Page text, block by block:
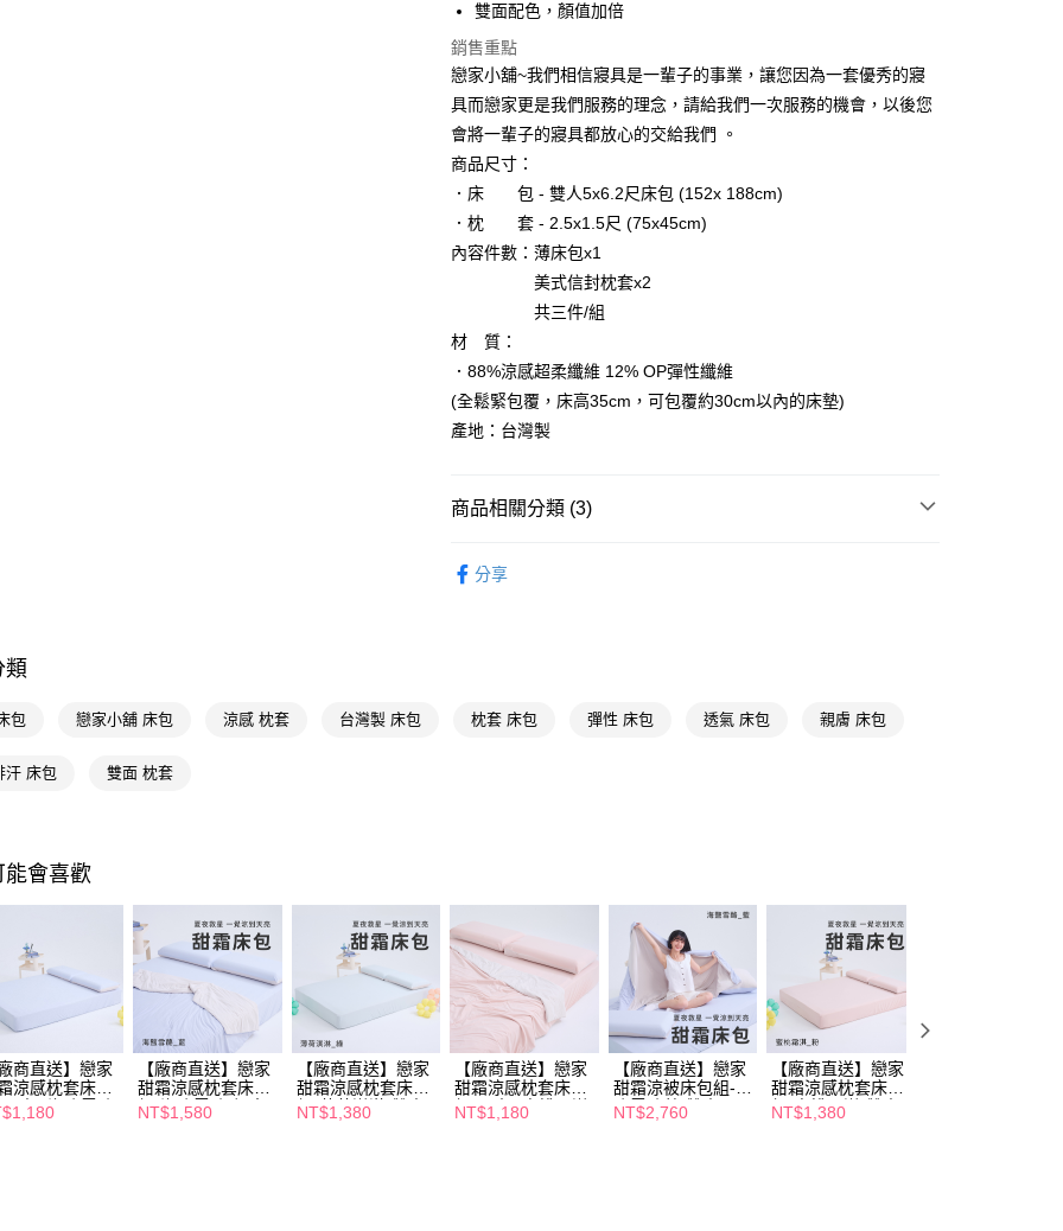
悠遊付
AFTEE先享後付
相關說明
【關於「AFTEE先享後付」】
AFTEE先享後付是「在收到商品之後才付款」的支付方式。 讓您購物簡單
便利好安心！
１．簡單：不需註冊會員、不需綁卡、不需儲值。
２．便利：只要手機號碼，簡訊認證，即可結帳。
３．安心：先確認商品／服務後，再付款。
【「AFTEE先享後付」結帳流程】
付」結帳頁面，進行簡訊認證並確認金額後，即可完成結帳。
２．訂單成立數日內，您將收到繳費通知簡訊。
絡購買商品的店家。未經商家同意取消之訂單仍視為有效，需透過AFTEE
是否繳費成功／繳費後需取消欲退款等相關疑問，請聯繫「AFTEE先享後
２．關於個人資料處理事宜，請瀏覽以下網址：
形，恩沛科技股份有限公司將有權停止該用戶之使用額度並採取法律行
動。
運送方式
宅配(廠商直送🚚)
每筆NT$100，滿NT$590(含以上)免運費
宅配(離島廠商直送🚚)
雙面配色，顏值加倍
銷售重點
戀家小舖~我們相信寢具是一輩子的事業，讓您因為一套優秀的寢
具而戀家更是我們服務的理念，請給我們一次服務的機會，以後您
會將一輩子的寢具都放心的交給我們 。
商品尺寸：
．床 包 - 雙人5x6.2尺床包 (152x 188cm)
．枕 套 - 2.5x1.5尺 (75x45cm)
內容件數：薄床包x1
美式信封枕套x2
共三件/組
材 質：
．88%涼感超柔纖維 12% OP彈性纖維
(全鬆緊包覆，床高35cm，可包覆約30cm以內的床墊)
產地：台灣製
商品相關分類 (3)
分享
類
包 戀家小舖 床包 涼感 枕套 台灣製 床包 枕套 床包 彈性 床包 透氣 床包 親膚 床包
汗 床包 雙面 枕套
能會喜歡
商直送】戀家
涼感枕套床包
人)-海鹽雪酪
【廠商直送】戀家
甜霜涼感枕套床包
組-海鹽雪酪-加大
NT$1,580
【廠商直送】戀家
甜霜涼感枕套床包
組-薄荷淇淋-雙人
NT$1,380
【廠商直送】戀家
甜霜涼感枕套床包
組(單人)-蜜桃霜淇
NT$1,180
【廠商直送】戀家
甜霜涼被床包組-海
鹽雪酪藍-雙人
NT$2,760
【廠商直送】戀家
甜霜涼感枕套床包
組-蜜桃霜淇-雙人
NT$1,380